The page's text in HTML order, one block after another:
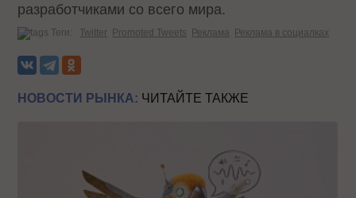
разработчиками со всего мира.
Теги: Twitter Promoted Tweets Реклама Реклама в социалках
НОВОСТИ РЫНКА: ЧИТАЙТЕ ТАКЖЕ